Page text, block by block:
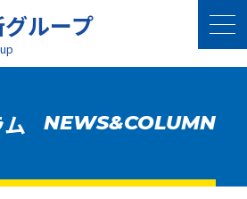
ループ
NEWS&COLUMN